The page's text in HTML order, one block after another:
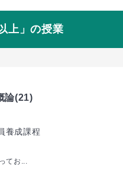
上」の授業
論(21)
養成課程
てお...